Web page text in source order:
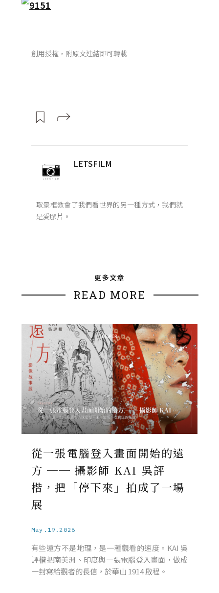
創用授權，附原文連結即可轉載
LETSFILM
取景框教會了我們看世界的另一種方式，我們就
是愛膠片。
更多文章
READ MORE
從一張電腦登入畫面開始的遠
方 ── 攝影師 KAI 吳評
楷，把「停下來」拍成了一場
展
May.19.2026
有些遠方不是地理，是一種觀看的速度。KAI 吳
評楷把南美洲、印度與一張電腦登入畫面，做成
一封寫給觀者的長信，於華山 1914 啟程。